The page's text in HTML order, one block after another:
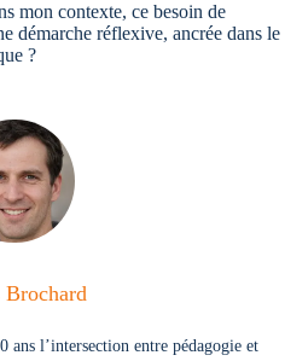
mon contexte, ce besoin de
démarche réflexive, ancrée dans le
?
l’intersection entre pédagogie et